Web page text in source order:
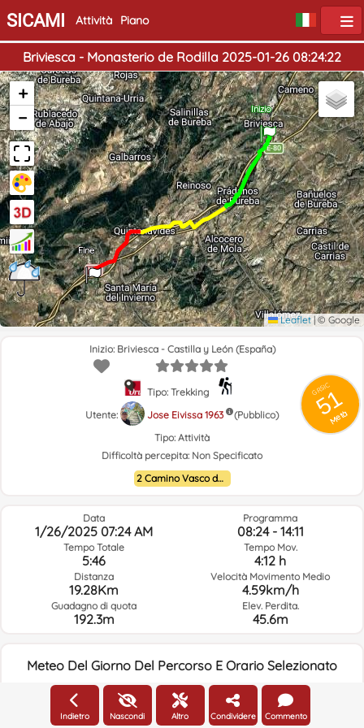
SICAMI Attività Piano
Briviesca - Monasterio de Rodilla 2025-01-26 08:24:22
Inizio
Fine
+
−
Leaflet |© Google
GRSIC
51
Metà
Inizio: Briviesca - Castilla y León (España)
Tipo: Trekking
Utente:
Jose Eivissa 1963
(Pubblico)
Tipo: Attività
Difficoltà percepita: Non Specificato
2 Camino Vasco del interior
Data
1/26/2025 07:24 AM
Tempo Totale
5:46
Distanza
19.28Km
Guadagno di quota
192.3m
Programma
08:24 - 14:11
Tempo Mov.
4:12 h
Velocità Movimento Medio
4.59km/h
Elev. Perdita.
45.6m
Meteo Del Giorno Del Percorso E Orario Selezionato
07:00
Indietro Nascondi Altro Condividere Commento